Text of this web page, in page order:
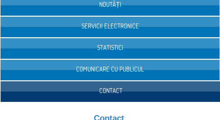
NOUTĂȚI
SERVICII ELECTRONICE
STATISTICI
COMUNICARE CU PUBLICUL
CONTACT